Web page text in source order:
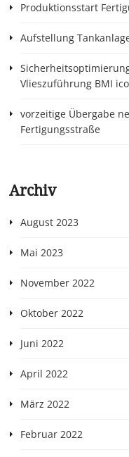
Produktionsstart
Aufstellung
Vlieszuführung BMI
vorzeitige Übergabe
Fertigungsstraße
Archiv
August 2023
Mai 2023
November 2022
Oktober 2022
Juni 2022
April 2022
März 2022
Februar 2022